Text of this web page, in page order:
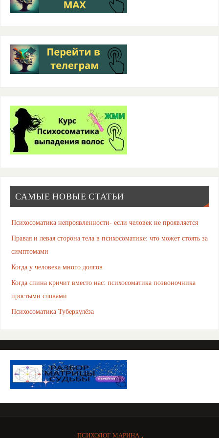
САМЫЕ НОВЫЕ СТАТЬИ
Психосоматика непроявленности- если человек не проявляется
Правая и левая сторона тела в психосоматике: что может стоять за
симптомами
Когда у человека много долгов
Когда спина кричит вместо нас: психосоматика позвоночника
простыми словами
Психосоматика Туберкулёза
ПСИХОЛОГ МАРИНА